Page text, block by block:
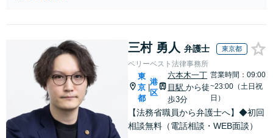
負担を軽減「弁護
士の交渉で慰謝料
金額アップ／減額
交渉も対応可」
【完全個室対応】
報開示請求をおこ
お店の風評被害対
策／売り上げ低下
防止のために尽
力」加害者側の対
応可：開示請求の
意見照会が来たと
きの対処法、被害
者との示談交渉
三村 勇人 弁護士 東京都
ベリーベスト法律事務所
東
京
都
港
区
六本木一丁
目駅 から徒
歩3分
営業時間：09:00
~23:00（土日祝
日）
【法務省職員から弁護士へ】◆初回
相談無料（電話相談・WEB面談）